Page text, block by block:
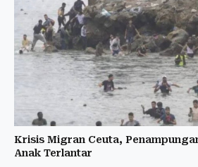
Krisis Migran Ceuta,
Anak Terlantar